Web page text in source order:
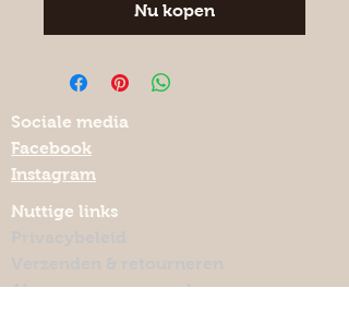
Nu kopen
Sociale media
Facebook
Instagram
Nuttige links
Algemene voorwaarden